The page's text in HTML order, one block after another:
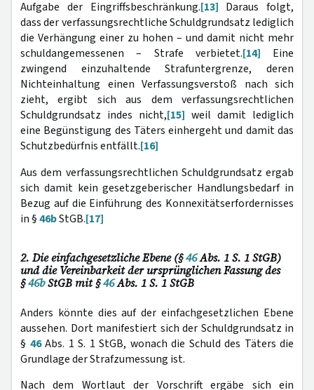
Aufgabe der Eingriffsbeschränkung.[13] Daraus folgt,
dass der verfassungsrechtliche Schuldgrundsatz lediglich
die Verhängung einer zu hohen – und damit nicht mehr
schuldangemessenen – Strafe verbietet.[14] Eine
zwingend einzuhaltende Strafuntergrenze, deren
Nichteinhaltung einen Verfassungsverstoß nach sich
zieht, ergibt sich aus dem verfassungsrechtlichen
Schuldgrundsatz indes nicht,[15] weil damit lediglich
eine Begünstigung des Täters einhergeht und damit das
Schutzbedürfnis entfällt.[16]
Aus dem verfassungsrechtlichen Schuldgrundsatz ergab
sich damit kein gesetzgeberischer Handlungsbedarf in
Bezug auf die Einführung des Konnexitätserfordernisses
in §46bStGB.[17]
2. Die einfachgesetzliche Ebene (§46Abs. 1 S. 1 StGB)
und die Vereinbarkeit der ursprünglichen Fassung des
§46bStGB mit §46Abs. 1 S. 1 StGB
Anders könnte dies auf der einfachgesetzlichen Ebene
aussehen. Dort manifestiert sich der Schuldgrundsatz in
§ 46Abs. 1 S. 1 StGB, wonach die Schuld des Täters die
Grundlage der Strafzumessung ist.
Nach dem Wortlaut der Vorschrift ergäbe sich ein